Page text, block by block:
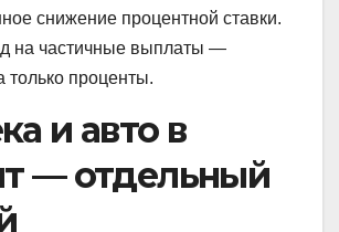
снижение процентной ставки.
на частичные выплаты —
только проценты.
и авто в
— отдельный